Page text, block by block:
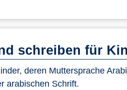
schreiben für
deren Muttersprache
arabischen Schrift.